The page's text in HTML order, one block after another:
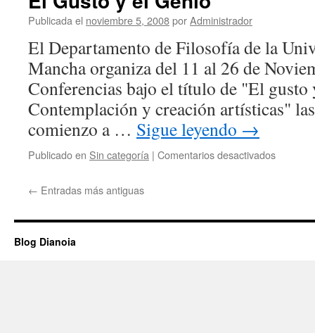
Publicada el noviembre 5, 2008porAdministrador
El Departamento de Filosofía de la
Mancha organiza del 11 al 26 de
Conferencias bajo el título de "El gusto
Contemplación y creación artísticas"
comienzo a … Sigue leyendo →
Publicado en Sin categoría | Comentarios desactivadosen
Genio
← Entradas más antiguas
Blog Dianoia